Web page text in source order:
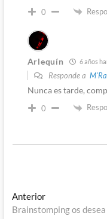
0
Arlequín 6 años
Responde a
Nunca es tarde,
0
Navegación
AnteriorEntrada
anterior:
Brainstomping os